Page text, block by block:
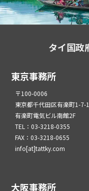
タイ国政
東京事務所
〒100-0006
東京都千代田区有楽町1-7-1
有楽町電気ビル南館2F
TEL：03-3218-0355
FAX：03-3218-0655
info[at]tattky.com
大阪事務所